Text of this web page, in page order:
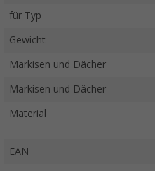
für Typ
Gewicht
Markisen und Dächer
Markisen und Dächer
Material
EAN